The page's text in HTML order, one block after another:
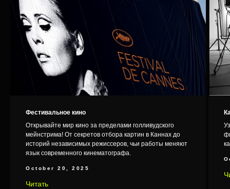
Фестивальное кино
Открывайте мир кино за пределами голливудского
мейнстрима! От секретов отбора картин в Каннах до
историй независимых режиссеров, чьи работы меняют
язык современного кинематографа.
October 20, 2025
Читать
Работы с
участием
наших
студентов
Папа